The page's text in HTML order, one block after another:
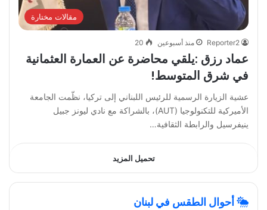
مقالات مختارة
Reporter2 منذ أسبوعين 20
عماد رزق :يلقي محاضرة عن العمارة العثمانية
في شرق المتوسط!
عشية الزيارة الرسمية للرئيس اللبناني إلى تركيا، نظّمت الجامعة
الأميركية للتكنولوجيا (AUT)، بالشراكة مع نادي ليونز جبيل
ينيفرسيل والرابطة الثقافية…
تحميل المزيد
أحوال الطقس في لبنان